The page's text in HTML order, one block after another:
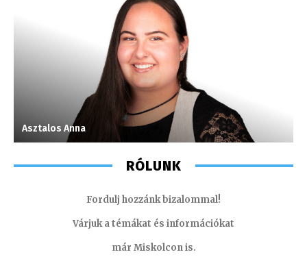
Asztalos Anna
RÓLUNK
Fordulj hozzánk bizalommal!
Várjuk a témákat és információkat
már Miskolcon is.